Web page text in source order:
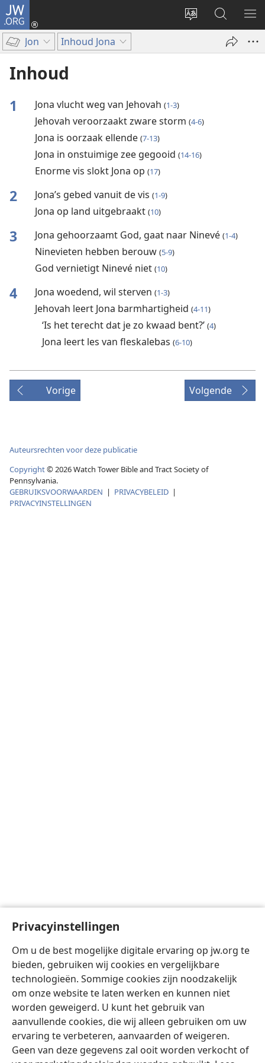
Privacyinstellingen
Om u de best mogelijke digitale ervaring op jw.org te
bieden, gebruiken wij cookies en vergelijkbare
technologieën. Sommige cookies zijn noodzakelijk
om onze website te laten werken en kunnen niet
worden geweigerd. U kunt het gebruik van
aanvullende cookies, die wij alleen gebruiken om uw
ervaring te verbeteren, aanvaarden of weigeren.
Geen van deze gegevens zal ooit worden verkocht of
JW.ORG
Taal
wijzigen
Inloggen
(opent
Zoeken
op
JW.ORG
Jon Inhoud Jona
Inhoud
1 Jona vlucht weg van Jehovah (1-3)
Jehovah veroorzaakt zware storm (4-6)
Jona is oorzaak ellende (7-13)
Jona in onstuimige zee gegooid (14-16)
Enorme vis slokt Jona op (17)
2 Jona’s gebed vanuit de vis (1-9)
Jona op land uitgebraakt (10)
3 Jona gehoorzaamt God, gaat naar Ninevé (1-4)
Ninevieten hebben berouw (5-9)
God vernietigt Ninevé niet (10)
4 Jona woedend, wil sterven (1-3)
Jehovah leert Jona barmhartigheid (4-11)
‘Is het terecht dat je zo kwaad bent?’ (4)
Jona leert les van fleskalebas (6-10)
Vorige Volgende
Auteursrechten voor deze publicatie
Copyright© 2026 Watch Tower Bible and Tract Society of
Pennsylvania.
GEBRUIKSVOORWAARDEN | PRIVACYBELEID |
PRIVACYINSTELLINGEN